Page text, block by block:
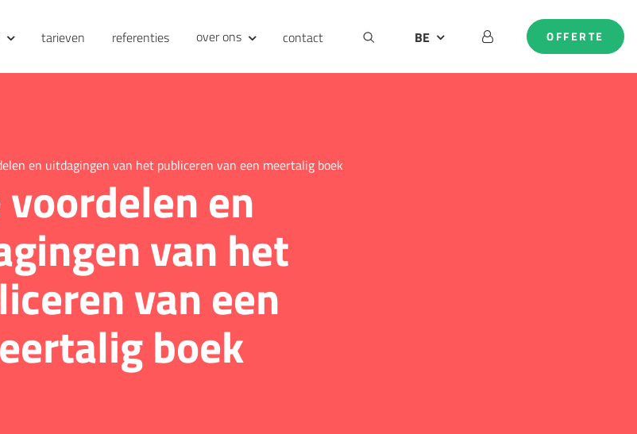
tarieven referenties over ons contact
BE
OFFERTE
en uitdagingen van het publiceren van een meertalig boek
voordelen en
van het
van een
boek